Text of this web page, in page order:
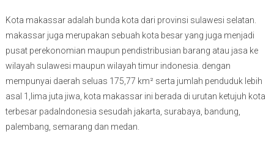
Kota makassar adalah bunda kota dari provinsi sulawesi selatan.
makassar juga merupakan sebuah kota besar yang juga menjadi
pusat perekonomian maupun pendistribusian barang atau jasa ke
wilayah sulawesi maupun wilayah timur indonesia. dengan
mempunyai daerah seluas 175,77 km² serta jumlah penduduk lebih
asal 1,lima juta jiwa, kota makassar ini berada di urutan ketujuh kota
terbesar padaIndonesia sesudah jakarta, surabaya, bandung,
palembang, semarang dan medan.